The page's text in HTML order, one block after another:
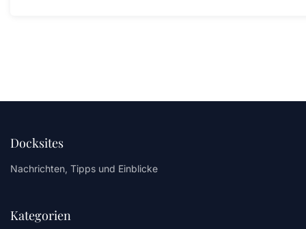
Docksites
Nachrichten, Tipps und Einblicke
Kategorien